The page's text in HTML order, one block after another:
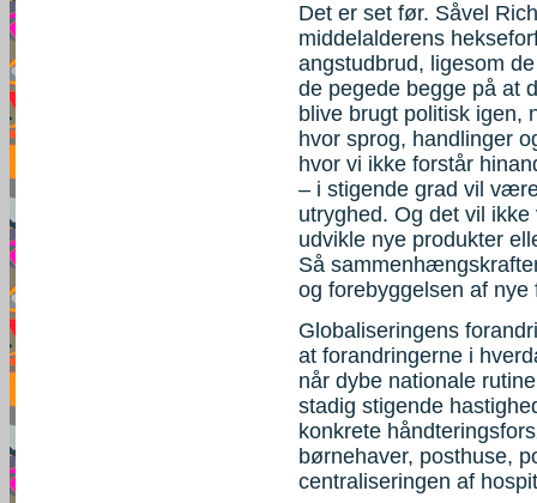
Det er set før. Såvel
middelalderens
angstudbrud, ligesom
de pegede begge på at
blive brugt politisk igen,
hvor sprog, handlinger
hvor vi ikke forstår
– i stigende grad vil
utryghed. Og det vil
udvikle nye produkter
Så
og forebyggelsen af
Globaliseringens
at forandringerne i
når dybe nationale
stadig stigende
konkrete
børnehaver, posthuse,
centraliseringen af